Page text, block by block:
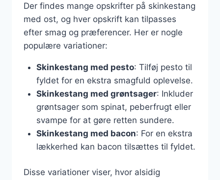
Der findes mange opskrifter på skinkestang
med ost, og hver opskrift kan tilpasses
efter smag og præferencer. Her er nogle
populære variationer:
Skinkestang med pesto: Tilføj pesto til
fyldet for en ekstra smagfuld oplevelse.
Skinkestang med grøntsager: Inkluder
grøntsager som spinat, peberfrugt eller
svampe for at gøre retten sundere.
Skinkestang med bacon: For en ekstra
lækkerhed kan bacon tilsættes til fyldet.
Disse variationer viser, hvor alsidig